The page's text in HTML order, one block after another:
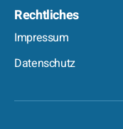
Rechtliches
Impressum
Datenschutz